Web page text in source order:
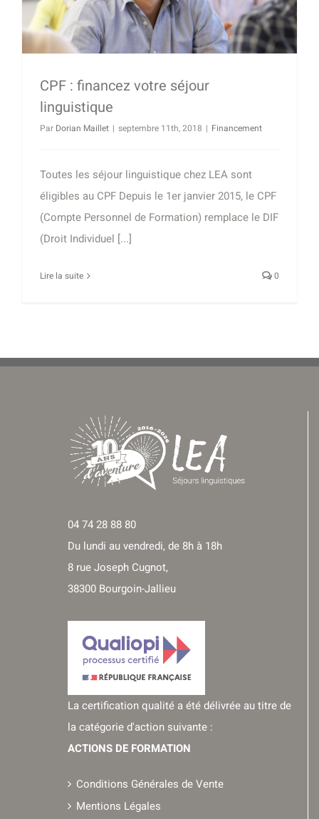
CPF : financez votre séjour
linguistique
Par Dorian Maillet | septembre 11th, 2018 | Financement
Toutes les séjour linguistique chez LEA sont
éligibles au CPF Depuis le 1er janvier 2015, le CPF
(Compte Personnel de Formation) remplace le DIF
(Droit Individuel [...]
Lire la suite 0
04 74 28 88 80
Du lundi au vendredi, de 8h à 18h
8 rue Joseph Cugnot,
38300 Bourgoin-Jallieu
La certification qualité a été délivrée au titre de
la catégorie d'action suivante :
ACTIONS DE FORMATION
Conditions Générales de Vente
Mentions Légales